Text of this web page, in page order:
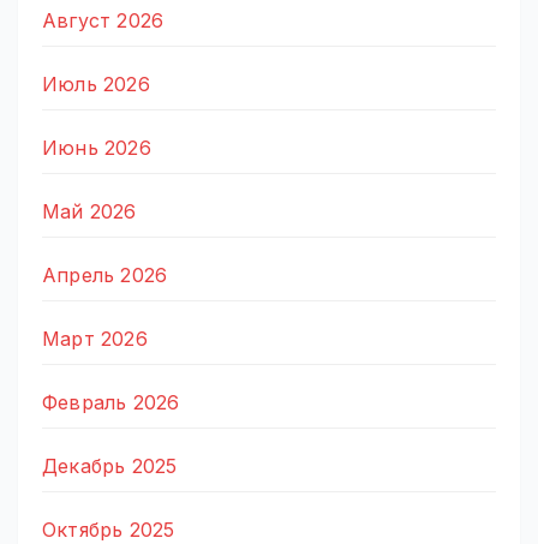
Август 2026
Июль 2026
Июнь 2026
Май 2026
Апрель 2026
Март 2026
Февраль 2026
Декабрь 2025
Октябрь 2025